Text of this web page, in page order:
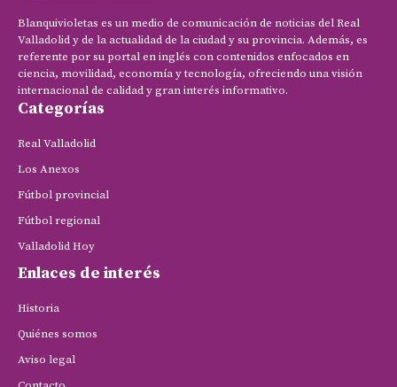
Blanquivioletas es un medio de comunicación de noticias del Real
Valladolid y de la actualidad de la ciudad y su provincia. Además, es
referente por su portal en inglés con contenidos enfocados en
ciencia, movilidad, economía y tecnología, ofreciendo una visión
internacional de calidad y gran interés informativo.
Categorías
Real Valladolid
Los Anexos
Fútbol provincial
Fútbol regional
Valladolid Hoy
Enlaces de interés
Historia
Quiénes somos
Aviso legal